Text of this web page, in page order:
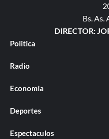
Bs. As.
DIRECTOR:
Politica
Radio
Economia
Deportes
Espectaculos